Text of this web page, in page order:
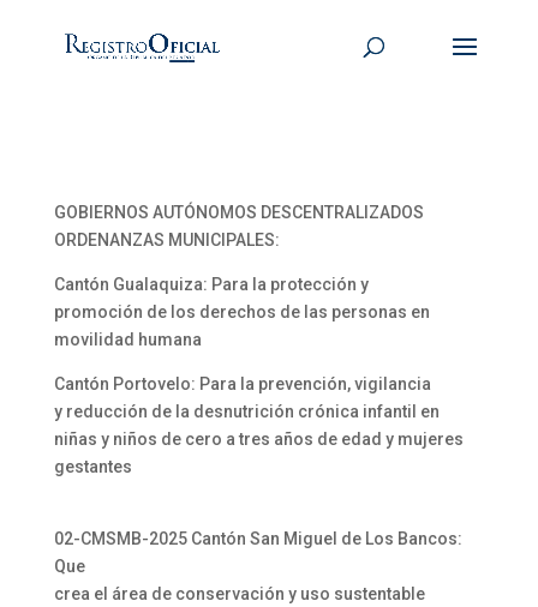
GOBIERNOS AUTÓNOMOS DESCENTRALIZADOS
ORDENANZAS MUNICIPALES:
Cantón Gualaquiza: Para la protección y
promoción de los derechos de las personas en
movilidad humana
Cantón Portovelo: Para la prevención, vigilancia
y reducción de la desnutrición crónica infantil en
niñas y niños de cero a tres años de edad y mujeres
gestantes
02-CMSMB-2025 Cantón San Miguel de Los Bancos:
Que
crea el área de conservación y uso sustentable